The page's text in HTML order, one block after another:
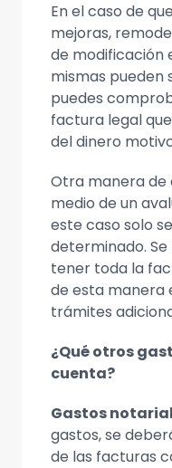
En el caso de
mejoras,
de modificación
mismas pueden
puedes
factura legal
del dinero
Otra manera
medio de un
este caso solo
determinado.
tener toda la
de esta manera
trámites
¿Qué otros
cuenta?
Gastos
gastos, se
de las facturas